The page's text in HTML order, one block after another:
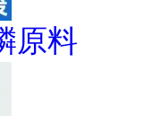
原料